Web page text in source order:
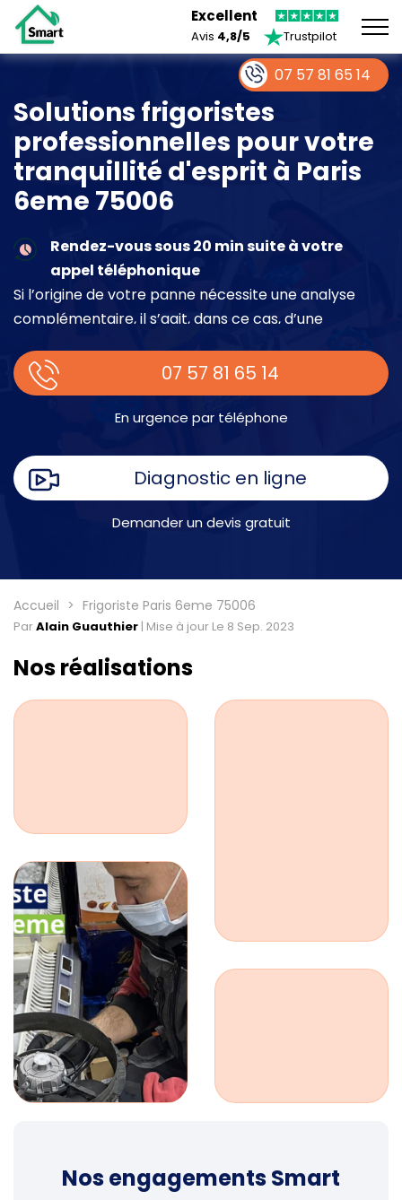
Excellent
Avis 4,8/5 Trustpilot
Solutions frigoristes
professionnelles pour votre
tranquillité d'esprit à Paris
6eme 75006
Rendez-vous sous 20 min suite à votre
appel téléphonique
Si l’origine de votre panne nécessite une analyse
complémentaire, il s’agit, dans ce cas, d’une
place.
07 57 81 65 14
En urgence par téléphone
Diagnostic en ligne
Demander un devis gratuit
Accueil Frigoriste Paris 6eme 75006
ParAlain Guauthier | Mise à jour Le 8 Sep. 2023
Nos réalisations
Nos engagements Smart
07 57 81 65 14